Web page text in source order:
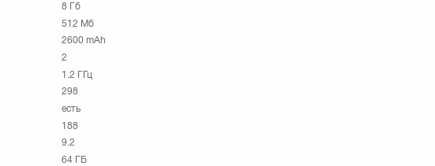
8 Гб
512 Мб
2600 mAh
2
1.2 ГГц
298
есть
188
9.2
64 ГБ